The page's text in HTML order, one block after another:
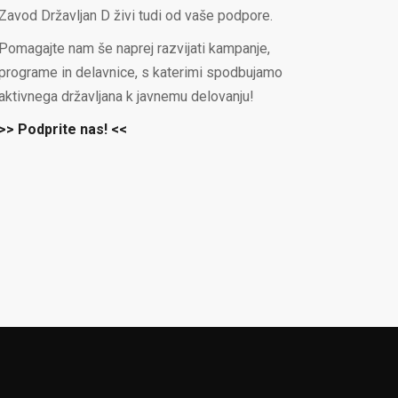
Državljan D živi tudi od vaše podpore.
nam še naprej razvijati kampanje,
in delavnice, s katerimi spodbujamo
državljana k javnemu delovanju!
Podprite nas! <<